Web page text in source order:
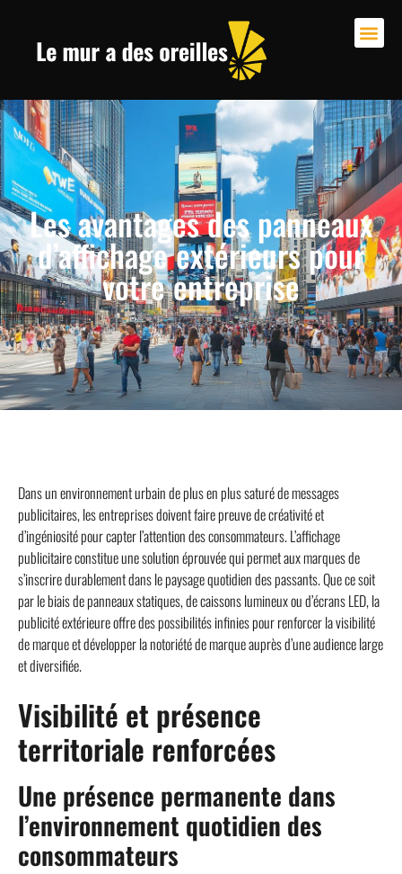
Les avantages des panneaux
d’affichage extérieurs pour
votre entreprise
Dans un environnement urbain de plus en plus saturé de messages
publicitaires, les entreprises doivent faire preuve de créativité et
d’ingéniosité pour capter l’attention des consommateurs. L’affichage
publicitaire constitue une solution éprouvée qui permet aux marques de
s’inscrire durablement dans le paysage quotidien des passants. Que ce soit
par le biais de panneaux statiques, de caissons lumineux ou d’écrans LED, la
publicité extérieure offre des possibilités infinies pour renforcer la visibilité
de marque et développer la notoriété de marque auprès d’une audience large
et diversifiée.
Visibilité et présence
territoriale renforcées
Une présence permanente dans
l’environnement quotidien des
consommateurs